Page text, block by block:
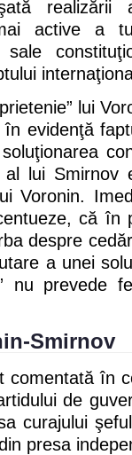
realizării
active a
sale
lui
evidenţă
al lui
Voronin.
că în
despre
a unei
nu prevede
Smirnov
comentată în
de
curajului
presa